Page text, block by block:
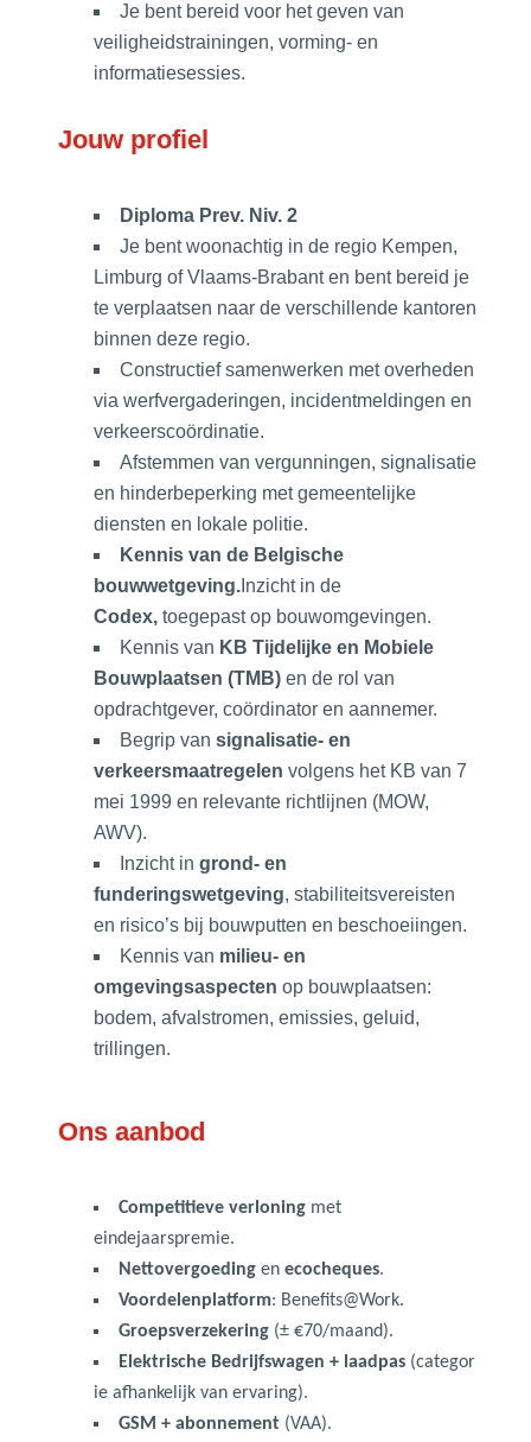
Je bent bereid voor het geven van
veiligheidstrainingen, vorming- en
informatiesessies.
Jouw profiel
Diploma Prev. Niv. 2
Je bent woonachtig in de regio Kempen,
Limburg of Vlaams-Brabant en bent bereid je
te verplaatsen naar de verschillende kantoren
binnen deze regio.
Constructief samenwerken met overheden
via werfvergaderingen, incidentmeldingen en
verkeerscoördinatie.
Afstemmen van vergunningen, signalisatie
en hinderbeperking met gemeentelijke
diensten en lokale politie.
Kennis van de Belgische
bouwwetgeving.Inzicht in de
Codex,toegepast op bouwomgevingen.
Kennis van KB Tijdelijke en Mobiele
Bouwplaatsen (TMB)en de rol van
opdrachtgever, coördinator en aannemer.
Begrip van signalisatie- en
verkeersmaatregelen volgens het KB van 7
mei 1999 en relevante richtlijnen (MOW,
AWV).
Inzicht in grond- en
funderingswetgeving, stabiliteitsvereisten
en risico’s bij bouwputten en beschoeiingen.
Kennis van milieu- en
omgevingsaspecten op bouwplaatsen:
bodem, afvalstromen, emissies, geluid,
trillingen.
Ons aanbod
Competitieve verloningmet
eindejaarspremie.
Nettovergoedingen ecocheques.
Voordelenplatform: Benefits@Work.
Groepsverzekering(± €70/maand).
Elektrische Bedrijfswagen + laadpas(categor
ie afhankelijk van ervaring).
GSM + abonnement(VAA).